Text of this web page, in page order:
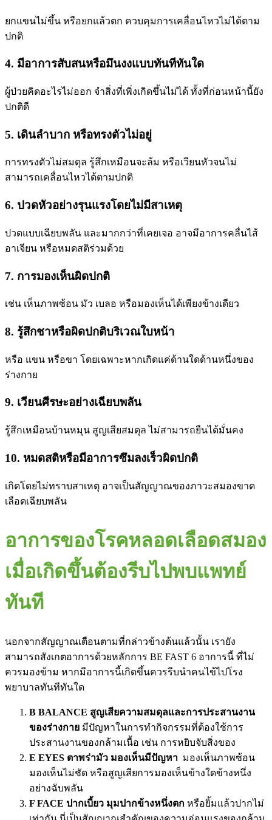
ยกแขนไม่ขึ้น หรือยกแล้วตก ควบคุมการเคลื่อนไหวไม่ได้ตาม
ปกติ
4. มีอาการสับสนหรือมึนงงแบบทันทีทันใด
ผู้ป่วยคิดอะไรไม่ออก จำสิ่งที่เพิ่งเกิดขึ้นไม่ได้ ทั้งที่ก่อนหน้านี้ยัง
ปกติดี
5. เดินลำบาก หรือทรงตัวไม่อยู่
การทรงตัวไม่สมดุล รู้สึกเหมือนจะล้ม หรือเวียนหัวจนไม่
สามารถเคลื่อนไหวได้ตามปกติ
6. ปวดหัวอย่างรุนแรงโดยไม่มีสาเหตุ
ปวดแบบเฉียบพลัน และมากกว่าที่เคยเจอ อาจมีอาการคลื่นไส้
อาเจียน หรือหมดสติร่วมด้วย
7. การมองเห็นผิดปกติ
เช่น เห็นภาพซ้อน มัว เบลอ หรือมองเห็นได้เพียงข้างเดียว
8. รู้สึกชาหรือผิดปกติบริเวณใบหน้า
หรือ แขน หรือขา โดยเฉพาะหากเกิดแค่ด้านใดด้านหนึ่งของ
ร่างกาย
9. เวียนศีรษะอย่างเฉียบพลัน
รู้สึกเหมือนบ้านหมุน สูญเสียสมดุล ไม่สามารถยืนได้มั่นคง
10. หมดสติหรือมีอาการซึมลงเร็วผิดปกติ
เกิดโดยไม่ทราบสาเหตุ อาจเป็นสัญญาณของภาวะสมองขาด
เลือดเฉียบพลัน
อาการของโรคหลอดเลือดสมอง
เมื่อเกิดขึ้นต้องรีบไปพบแพทย์
ทันที
นอกจากสัญญาณเตือนตามที่กล่าวข้างต้นแล้วนั้น เรายัง
สามารถสังเกตอาการด้วยหลักการ BE FAST 6 อาการนี้ ที่ไม่
ควรมองข้าม หากมีอาการนี้เกิดขึ้นควรรีบนำคนไข้ไปโรง
พยาบาลทันทีทันใด
B BALANCE สูญเสียความสมดุลและการประสานงาน
ของร่างกาย มีปัญหาในการทำกิจกรรมที่ต้องใช้การ
ประสานงานของกล้ามเนื้อ เช่น การหยิบจับสิ่งของ
E EYES ตาพร่ามัว มองเห็นมีปัญหา มองเห็นภาพซ้อน
มองเห็นไม่ชัด หรือสูญเสียการมองเห็นข้างใดข้างหนึ่ง
อย่างฉับพลัน
F FACE ปากเบี้ยว มุมปากข้างหนึ่งตก หรือยิ้มแล้วปากไม่